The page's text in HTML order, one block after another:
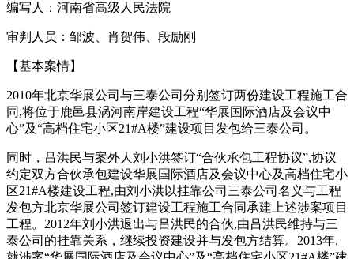
编写人：河南省高级人民法院
审判人员：邹波、肖贺伟、段励刚
【基本案情】
2010年北京华展公司与三泰公司分别签订两份建设工程施工合
同,将位于鹿邑县涡河南岸建设工程“华展国际酒店及会议中
心”及“高档住宅小区21#A楼”建设项目发包给三泰公司。
同时，吕洪民与案外人刘小洪签订“合伙承包工程协议”,协议
约定双方合伙承包建设华展国际酒店及会议中心及高档住宅小
区21#A楼建设工程,由刘小洪以挂靠公司三泰公司名义与工程
发包方北京华展公司签订建设工程施工合同承建上述涉案项目
工程。2012年刘小洪退出与吕洪民的合伙,由吕洪民维持与三
泰公司的挂靠关系，继续投资建设并与发包方结算。2013年,